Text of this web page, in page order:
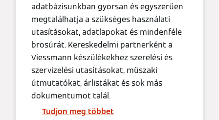
adatbázisunkban gyorsan és egyszerűen
megtalálhatja a szükséges használati
utasításokat, adatlapokat és mindenféle
brosúrát. Kereskedelmi partnerként a
Viessmann készülékekhez szerelési és
szervizelési utasításokat, műszaki
útmutatókat, árlistákat és sok más
dokumentumot talál.
Tudjon meg többet